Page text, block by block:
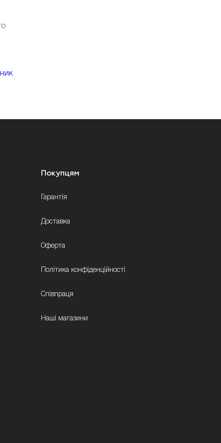
Покупцям
Гарантія
Доставка
Оферта
Політика конфіденційності
Співпраця
Наші магазини